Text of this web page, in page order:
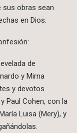
sus obras sean
en Dios.
de
y Mirna
y devotos
Paul Cohen, con la
Luisa (Mery), y